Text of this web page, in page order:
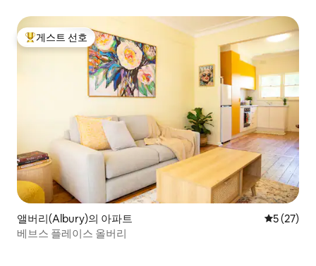
상위 게스트 선호
게스트 선호
앨버리(Albury)의 아파트 평점 5점
5 (27)
베브스 플레이스 올버리